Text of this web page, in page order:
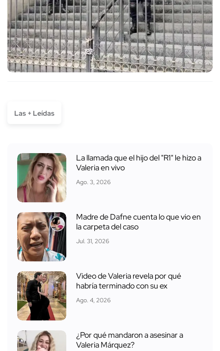
Las + Leídas
La llamada que el hijo del "R1" le hizo a
Valeria en vivo
Ago. 3, 2026
Madre de Dafne cuenta lo que vio en
la carpeta del caso
Jul. 31, 2026
Video de Valeria revela por qué
habría terminado con su ex
Ago. 4, 2026
¿Por qué mandaron a asesinar a
Valeria Márquez?